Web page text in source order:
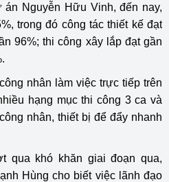
Nguyễn Hữu Vinh, đến nay,
trong đó công tác thiết kế đạt
96%; thi công xây lắp đạt gần
nhân làm việc trực tiếp trên
hạng mục thi công 3 ca và
nhân, thiết bị để đẩy nhanh
qua khó khăn giai đoạn qua,
Hùng cho biết việc lãnh đạo